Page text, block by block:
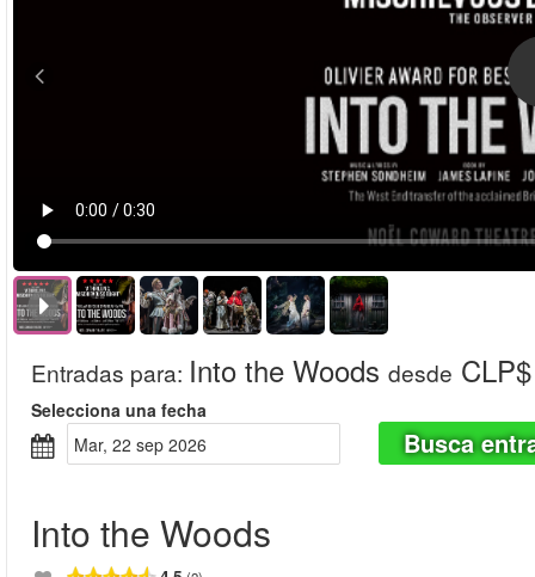
Entradas para: Into the Woods desde
Selecciona una fecha
mar, 22 sep 2026
Busca
Into the Woods